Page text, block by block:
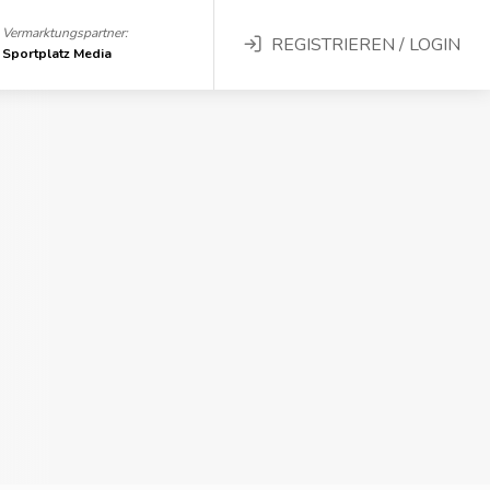
Vermarktungspartner:
Sportplatz Media
REGISTRIEREN / LOGIN